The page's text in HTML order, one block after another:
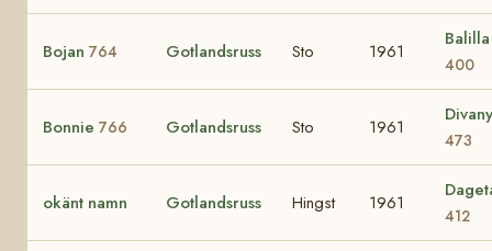
Bojan 764 Gotlandsruss Sto 1961
400
Bonnie 766 Gotlandsruss Sto 1961
Divany
473
okänt namn Gotlandsruss Hingst 1961
412